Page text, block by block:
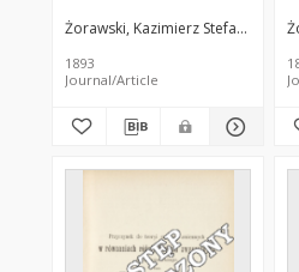
Żorawski, Kazimierz Stefan
1893
Journal/Article